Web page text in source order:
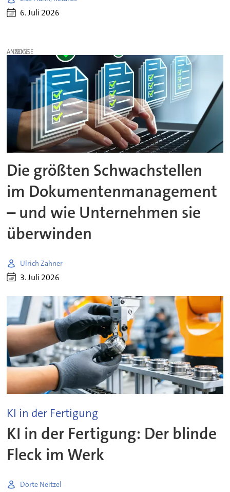
6. Juli 2026
ANZEIGE
Die größten Schwachstellen
im Dokumentenmanagement
– und wie Unternehmen sie
überwinden
Ulrich Zahner
3. Juli 2026
KI in der Fertigung
KI in der Fertigung: Der blinde
Fleck im Werk
Dörte Neitzel